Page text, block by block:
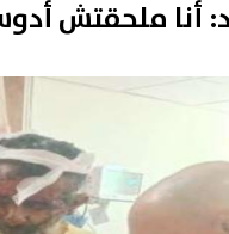
أنا ملحقتش